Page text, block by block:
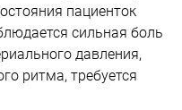
пациенток
сильная боль
давления,
ритма, требуется